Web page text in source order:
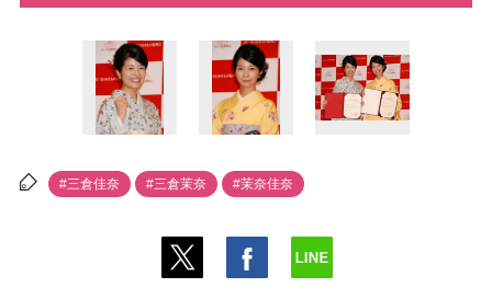
#三倉佳奈 #三倉茉奈 #茉奈佳奈